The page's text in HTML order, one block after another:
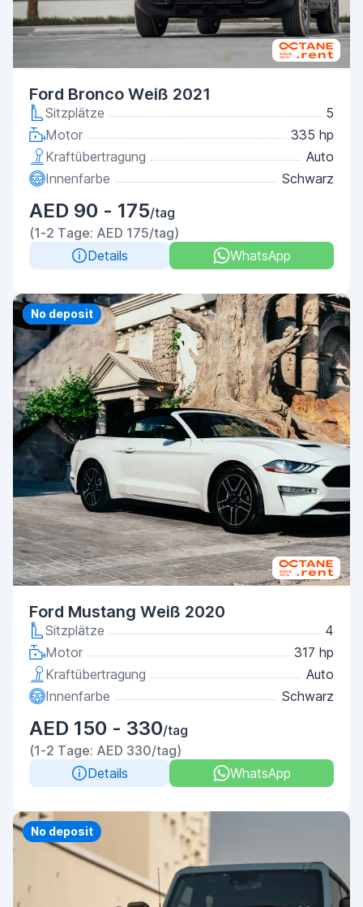
Ford Bronco Weiß 2021
Sitzplätze
5
Motor
335 hp
Kraftübertragung
Auto
Innenfarbe
Schwarz
AED 90 - 175/tag
(1-2 Tage: AED 175/tag)
Details
WhatsApp
Priority
No deposit
Ford Mustang Weiß 2020
Sitzplätze
4
Motor
317 hp
Kraftübertragung
Auto
Innenfarbe
Schwarz
AED 150 - 330/tag
(1-2 Tage: AED 330/tag)
Details
WhatsApp
Priority
No deposit